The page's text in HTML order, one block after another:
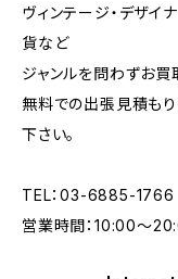
ヴィンテージ・デザイ
貨など
ジャンルを問わずお買
無料での出張見積も
下さい。
TEL：03-6885-1766
営業時間：10:00〜